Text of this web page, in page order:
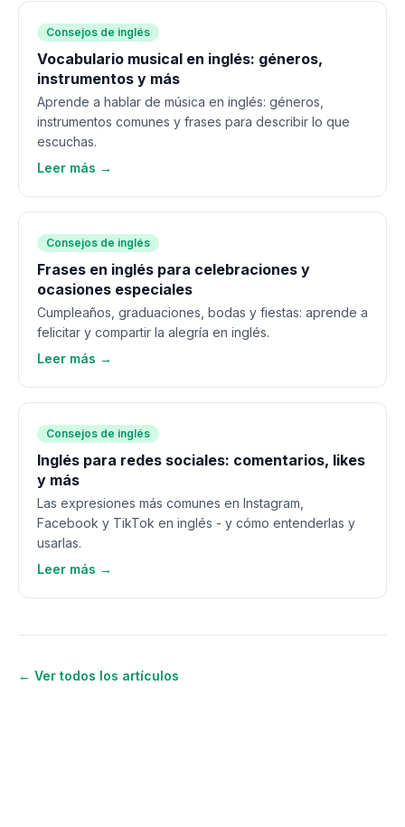
Consejos de inglés
Vocabulario musical en inglés: géneros,
instrumentos y más
Aprende a hablar de música en inglés: géneros,
instrumentos comunes y frases para describir lo que
escuchas.
Leer más →
Consejos de inglés
Frases en inglés para celebraciones y
ocasiones especiales
Cumpleaños, graduaciones, bodas y fiestas: aprende a
felicitar y compartir la alegría en inglés.
Leer más →
Consejos de inglés
Inglés para redes sociales: comentarios, likes
y más
Las expresiones más comunes en Instagram,
Facebook y TikTok en inglés - y cómo entenderlas y
usarlas.
Leer más →
← Ver todos los artículos